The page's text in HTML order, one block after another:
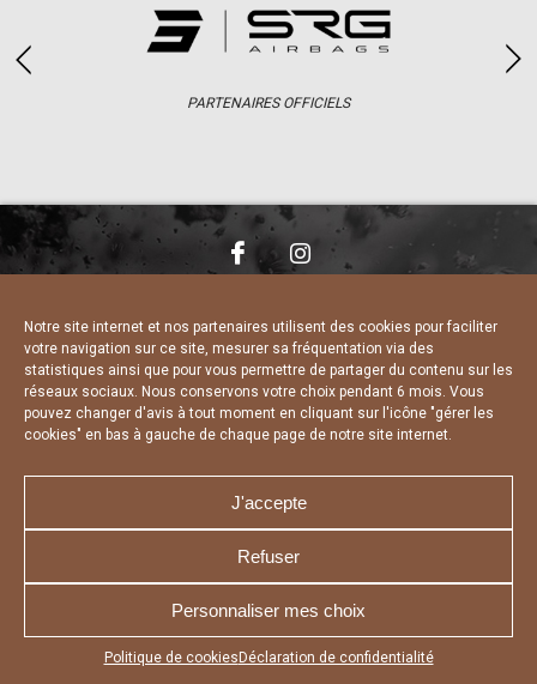
Notre site internet et nos partenaires utilisent des cookies pour faciliter
votre navigation sur ce site, mesurer sa fréquentation via des
statistiques ainsi que pour vous permettre de partager du contenu sur les
réseaux sociaux. Nous conservons votre choix pendant 6 mois. Vous
pouvez changer d'avis à tout moment en cliquant sur l'icône "gérer les
cookies" en bas à gauche de chaque page de notre site internet.
J'accepte
Refuser
Personnaliser mes choix
Politique de cookies Déclaration de confidentialité
Appuyez sur le bouton partager en bas de votre
PARTENAIRES OFFICIELS
CHARTE DE CONFIDENTIALITÉ
DÉCLARATION DE CONFIDENTIALITÉ
POLITIQUE D’UTILISATION DES COOKIES
RÉALISÉ PAR L’AGENCE WEB A3 WEB